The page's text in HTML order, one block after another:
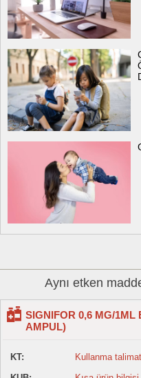
Aynı etken
SIGNIFOR 0,6 MG/1ML
AMPUL)
KT:
Kullanma